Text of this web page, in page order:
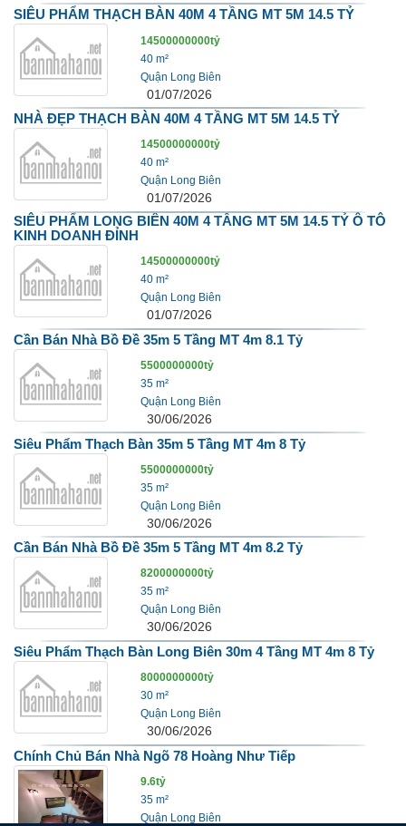
SIÊU PHẨM THẠCH BÀN 40M 4 TẦNG MT 5M 14.5 TỶ
14500000000tỷ
40 m²
Quận Long Biên
01/07/2026
NHÀ ĐẸP THẠCH BÀN 40M 4 TẦNG MT 5M 14.5 TỶ
14500000000tỷ
40 m²
Quận Long Biên
01/07/2026
SIÊU PHẨM LONG BIÊN 40M 4 TẦNG MT 5M 14.5 TỶ Ô TÔ
KINH DOANH ĐỈNH
14500000000tỷ
40 m²
Quận Long Biên
01/07/2026
Cần Bán Nhà Bồ Đề 35m 5 Tầng MT 4m 8.1 Tỷ
5500000000tỷ
35 m²
Quận Long Biên
30/06/2026
Siêu Phẩm Thạch Bàn 35m 5 Tầng MT 4m 8 Tỷ
5500000000tỷ
35 m²
Quận Long Biên
30/06/2026
Cần Bán Nhà Bồ Đề 35m 5 Tầng MT 4m 8.2 Tỷ
8200000000tỷ
35 m²
Quận Long Biên
30/06/2026
Siêu Phẩm Thạch Bàn Long Biên 30m 4 Tầng MT 4m 8 Tỷ
8000000000tỷ
30 m²
Quận Long Biên
30/06/2026
Chính Chủ Bán Nhà Ngõ 78 Hoàng Như Tiếp
9.6tỷ
35 m²
Quận Long Biên